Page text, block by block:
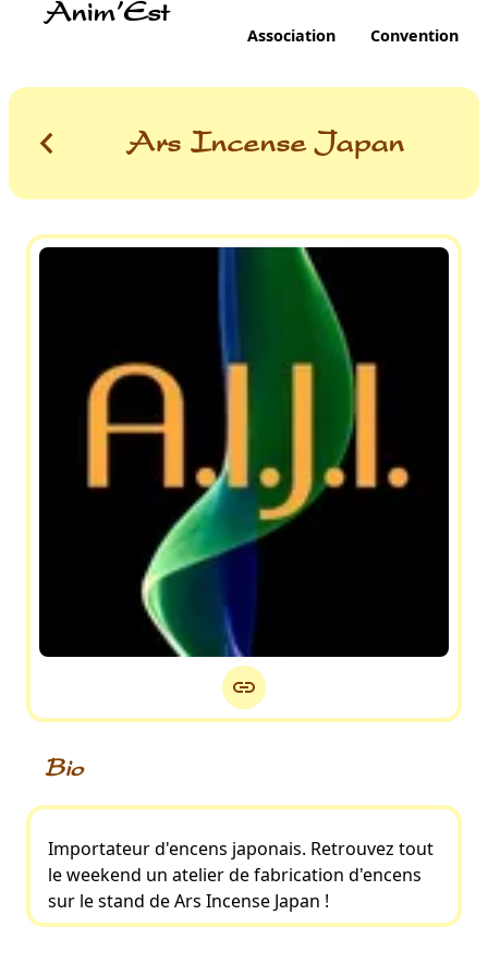
Anim'Est
Association Convention
Ars Incense Japan
Bio
Importateur d'encens japonais. Retrouvez tout
le weekend un atelier de fabrication d'encens
sur le stand de Ars Incense Japan !